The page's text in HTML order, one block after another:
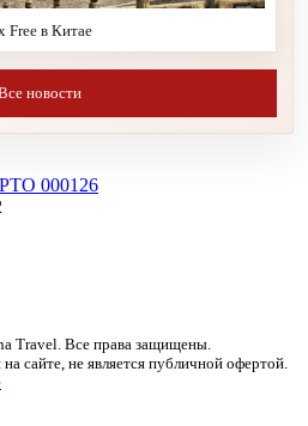
Free в Китае
новости
000126
Travel. Все права защищены.
сайте, не является публичной офертой.